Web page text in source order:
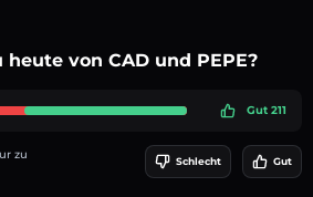
von CAD und PEPE?
Gut 211
zu
Schlecht Gut